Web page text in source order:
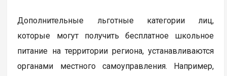
Дополнительные льготные категории лиц,
которые могут получить бесплатное школьное
питание на территории региона, устанавливаются
органами местного самоуправления. Например,